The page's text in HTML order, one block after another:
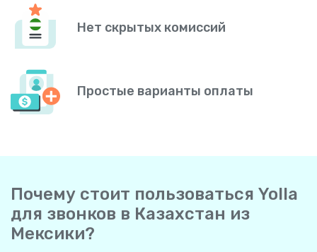
Нет скрытых комиссий
Простые варианты оплаты
Почему стоит пользоваться Yolla
для звонков в Казахстан из
Мексики?